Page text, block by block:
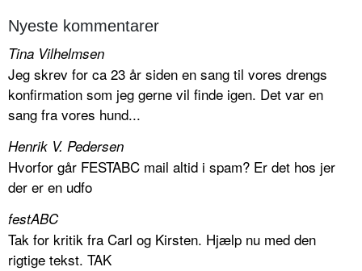
Nyeste kommentarer
Tina Vilhelmsen
Jeg skrev for ca 23 år siden en sang til vores drengs
konfirmation som jeg gerne vil finde igen. Det var en
sang fra vores hund...
Henrik V. Pedersen
Hvorfor går FESTABC mail altid i spam? Er det hos jer
der er en udfo
festABC
Tak for kritik fra Carl og Kirsten. Hjælp nu med den
rigtige tekst. TAK